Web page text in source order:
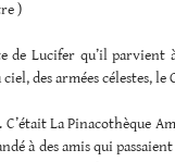
)
de Lucifer qu’il parvient
des armées célestes,
La Pinacothèque
à des amis qui